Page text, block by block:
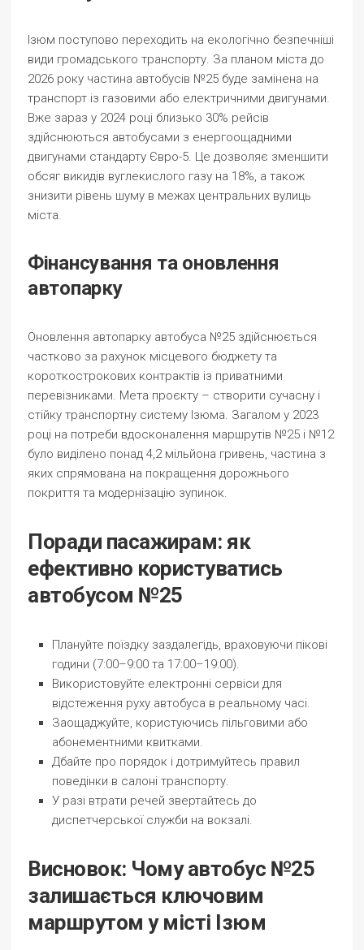
Ізюм поступово переходить на екологічно безпечніші
види громадського транспорту. За планом міста до
2026 року частина автобусів №25 буде замінена на
транспорт із газовими або електричними двигунами.
Вже зараз у 2024 році близько 30% рейсів
здійснюються автобусами з енергоощадними
двигунами стандарту Євро-5. Це дозволяє зменшити
обсяг викидів вуглекислого газу на 18%, а також
знизити рівень шуму в межах центральних вулиць
міста.
Фінансування та оновлення
автопарку
Оновлення автопарку автобуса №25 здійснюється
частково за рахунок місцевого бюджету та
короткострокових контрактів із приватними
перевізниками. Мета проєкту – створити сучасну і
стійку транспортну систему Ізюма. Загалом у 2023
році на потреби вдосконалення маршрутів №25 і №12
було виділено понад 4,2 мільйона гривень, частина з
яких спрямована на покращення дорожнього
покриття та модернізацію зупинок.
Поради пасажирам: як
ефективно користуватись
автобусом №25
Плануйте поїздку заздалегідь, враховуючи пікові
години (7:00–9:00 та 17:00–19:00).
Використовуйте електронні сервіси для
відстеження руху автобуса в реальному часі.
Заощаджуйте, користуючись пільговими або
абонементними квитками.
Дбайте про порядок і дотримуйтесь правил
поведінки в салоні транспорту.
У разі втрати речей звертайтесь до
диспетчерської служби на вокзалі.
Висновок: Чому автобус №25
залишається ключовим
маршрутом у місті Ізюм